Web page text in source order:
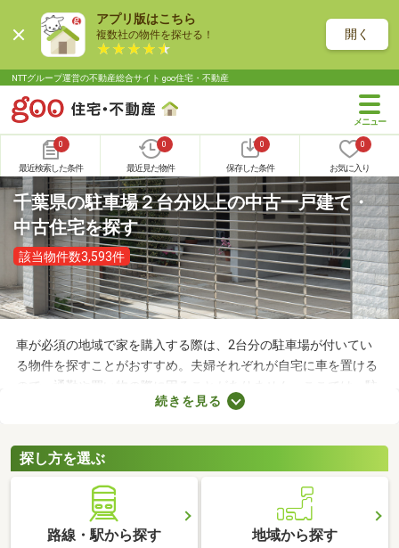
アプリ版はこちら
複数社の物件を探せる！ 開く
NTTグループ運営の不動産総合サイト goo住宅・不動産
0
最近検索した条件
0
最近見た物件
0
保存した条件
0
お気に入り
千葉県の駐車場２台分以上の中古一戸建て・
中古住宅を探す
該当物件数3,593件
車が必須の地域で家を購入する際は、2台分の駐車場が付いてい
る物件を探すことがおすすめ。夫婦それぞれが自宅に車を置ける
ので、通勤や買い物の際に困ることがありません。ここでは、駐
車場2台分以上を備えている中古の一戸建てを紹介します。物件
トをチェックしましょう。
続きを見る
探し方を選ぶ
路線・駅から探す 地域から探す